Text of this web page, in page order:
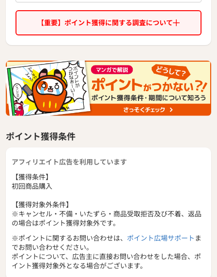
【重要】ポイント獲得に関する調査について
ポイント獲得条件
アフィリエイト広告を利用しています
【獲得条件】
初回商品購入
【獲得対象外条件】
※キャンセル・不備・いたずら・商品受取拒否及び不着、返品
の場合はポイント獲得対象外です。
※ポイントに関するお問い合わせは、 ポイント広場サポート ま
でお問い合わせください。
ポイントについて、広告主に直接お問い合わせをした場合、ポ
イント獲得対象外となる場合がございます。